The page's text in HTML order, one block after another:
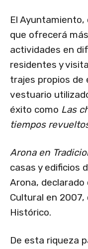
El
que ofrecerá
actividades en
residentes y
trajes propios de
vestuario
éxito como Las
tiempos
Arona en
casas y edificios
Arona,
Cultural en
Histórico.
De esta riqueza